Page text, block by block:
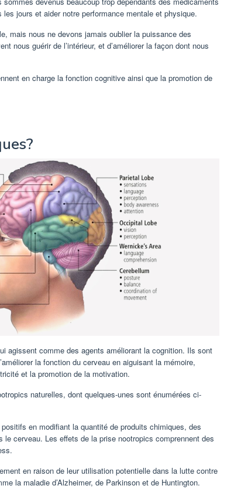
jours et aider notre performance mentale et physique.
mais nous ne devons jamais oublier la puissance des
nous guérir de l’intérieur, et d’améliorer la façon dont nous
en charge la fonction cognitive ainsi que la promotion de
agissent comme des agents améliorant la cognition. Ils sont
la fonction du cerveau en aiguisant la mémoire,
et la promotion de la motivation.
naturelles, dont quelques-unes sont énumérées ci-
en modifiant la quantité de produits chimiques, des
cerveau. Les effets de la prise nootropics comprennent des
en raison de leur utilisation potentielle dans la lutte contre
la maladie d’Alzheimer, de Parkinson et de Huntington.